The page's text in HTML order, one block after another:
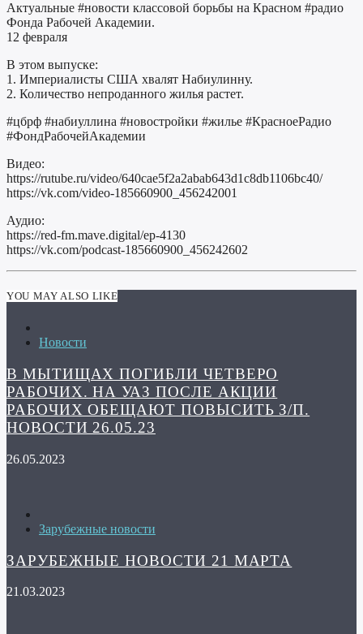
Актуальные #новости классовой борьбы на Красном #радио
Фонда Рабочей Академии.
12 февраля
В этом выпуске:
1. Империалисты США хвалят Набиулинну.
2. Количество непроданного жилья растет.
#цбрф #набиуллина #новостройки #жилье #КрасноеРадио
#ФондРабочейАкадемии
Видео:
https://rutube.ru/video/640cae5f2a2abab643d1c8db1106bc40/
https://vk.com/video-185660900_456242001
Аудио:
https://red-fm.mave.digital/ep-4130
https://vk.com/podcast-185660900_456242602
YOU MAY ALSO LIKE
Новости
В МЫТИЩАХ ПОГИБЛИ ЧЕТВЕРО
РАБОЧИХ. НА УАЗ ПОСЛЕ АКЦИИ
РАБОЧИХ ОБЕЩАЮТ ПОВЫСИТЬ З/П.
НОВОСТИ 26.05.23
26.05.2023
Зарубежные новости
ЗАРУБЕЖНЫЕ НОВОСТИ 21 МАРТА
21.03.2023